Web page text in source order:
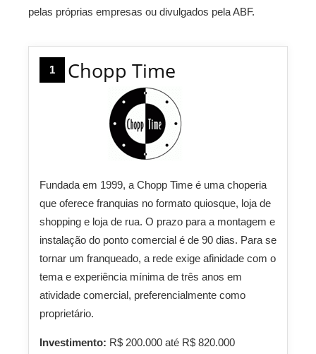
pelas próprias empresas ou divulgados pela ABF.
1 Chopp Time
Fundada em 1999, a Chopp Time é uma choperia
que oferece franquias no formato quiosque, loja de
shopping e loja de rua. O prazo para a montagem e
instalação do ponto comercial é de 90 dias. Para se
tornar um franqueado, a rede exige afinidade com o
tema e experiência mínima de três anos em
atividade comercial, preferencialmente como
proprietário.
Investimento: R$ 200.000 até R$ 820.000